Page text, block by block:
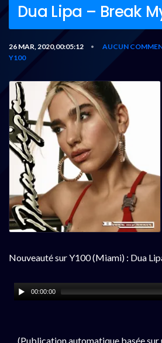
Dua Lipa – Break
26 MAR, 2020,00:05:12 • AUCUN
Y100
Nouveauté sur Y100 (Miami) : Dua
00:00:00
(Publication automatique basée sur